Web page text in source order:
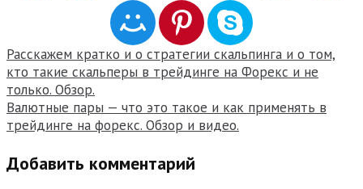
Навигация
по
записям
Расскажем кратко и о стратегии скальпинга и о том,
кто такие скальперы в трейдинге на Форекс и не
только. Обзор.
Валютные пары — что это такое и как применять в
трейдинге на форекс. Обзор и видео.
Добавить комментарий